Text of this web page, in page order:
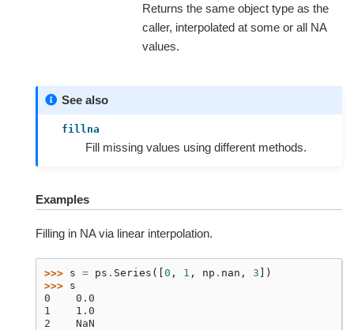
Returns the same object type as the
caller, interpolated at some or all NA
values.
See also
fillna
Fill missing values using different methods.
Examples
Filling in NA via linear interpolation.
>>> s = ps . Series ([ 0 , 1 , np . nan , 3 ])
>>> s
0    0.0
1    1.0
2    NaN